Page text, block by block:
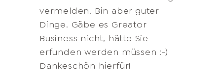
vermelden. Bin aber guter
Dinge. Gäbe es Greator
Business nicht, hätte Sie
erfunden werden müssen :-)
Dankeschön hierfür!
Wissen zu (fast) allen Themen,
die ich für meine persönliche-
und unternehmerische
Entwicklung brauche. Zudem
bin ich verliebt in eure Art mit
ausbaufähig ist.
Barrieren gelöst werden, die
bisher aufgehalten haben.
Denn ich komme aus einem
Haushalt, dem
Unternehmertun völlig
unbekannt ist.
Integration für mich. Danke für
die brainwasching:-) und neue
Realität.